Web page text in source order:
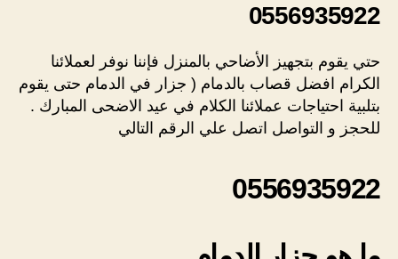
0556935922
حتي يقوم بتجهيز الأضاحي بالمنزل فإننا نوفر لعملائنا
الكرام افضل قصاب بالدمام ( جزار في الدمام حتى يقوم
بتلبية احتياجات عملائنا الكلام في عيد الاضحى المبارك .
للحجز و التواصل اتصل علي الرقم التالي
0556935922